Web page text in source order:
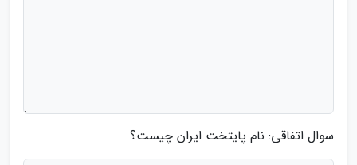
سوال اتفاقی: نام پایتخت ایران چیست؟